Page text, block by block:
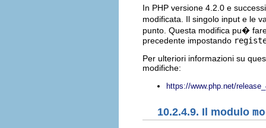
In PHP versione 4.2.0 e
modificata. Il singolo input e le
punto. Questa modifica pu�
precedente impostando
Per ulteriori informazioni su
modifiche:
https://www.php.net/
10.2.4.9. Il modulo